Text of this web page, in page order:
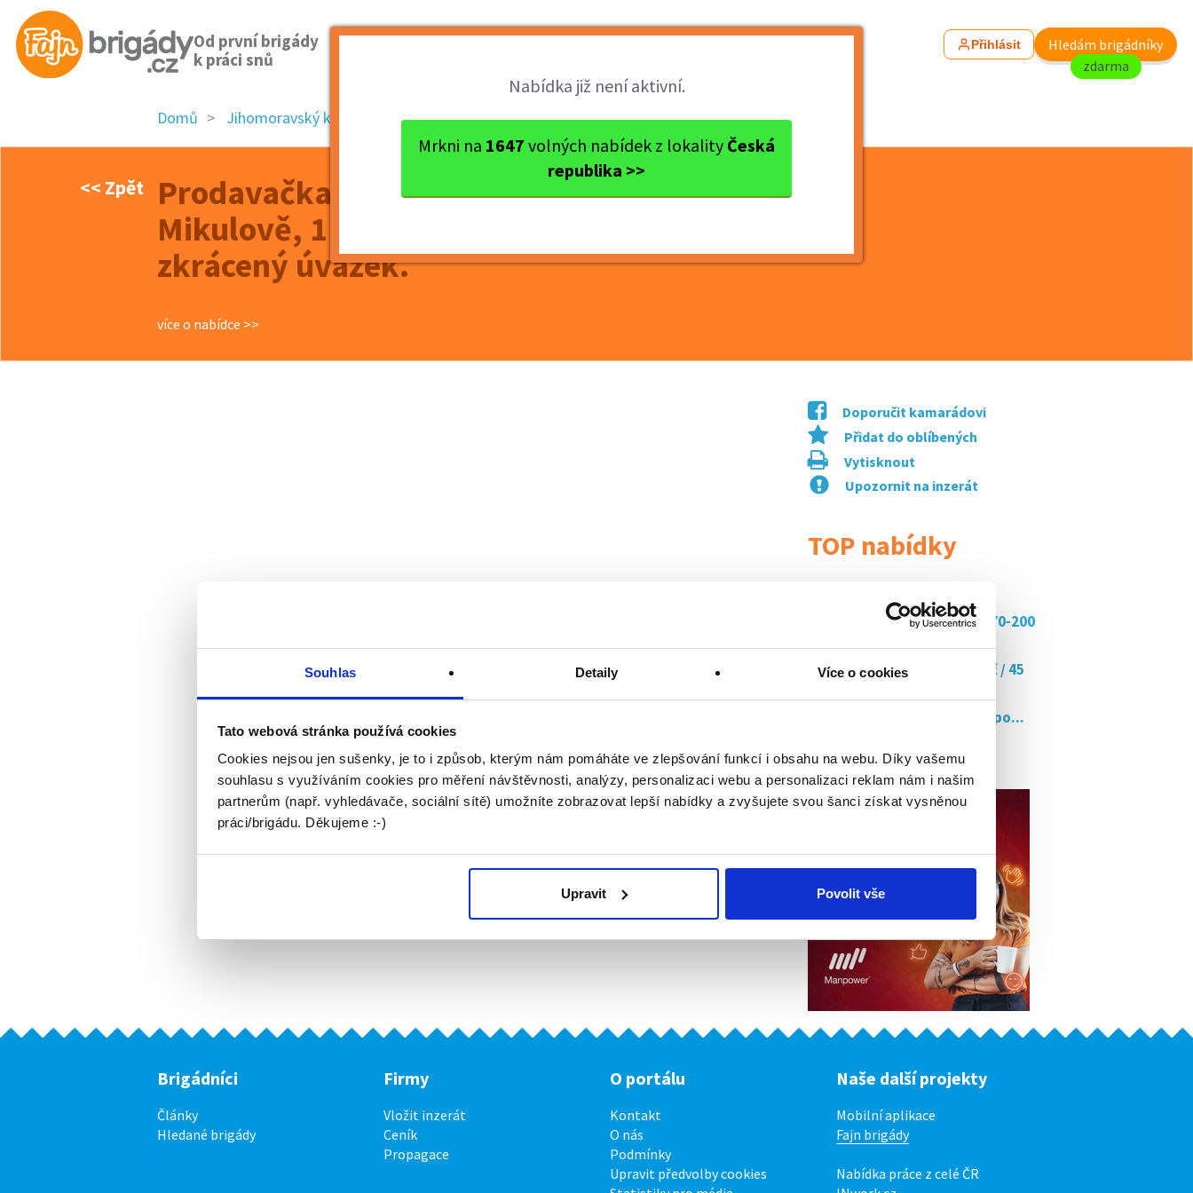
Souhlas Detaily Více o cookies
Tato webová stránka používá cookies
Cookies nejsou jen sušenky, je to i způsob, kterým nám pomáháte ve zlepšování funkcí i obsahu na webu. Díky vašemu
souhlasu s využíváním cookies pro měření návštěvnosti, analýzy, personalizaci webu a personalizaci reklam nám i našim
partnerům (např. vyhledávače, sociální sítě) umožníte zobrazovat lepší nabídky a zvyšujete svou šanci získat vysněnou
práci/brigádu. Děkujeme :-)
Upravit Povolit vše
Od první brigády
k práci snů
Přihlásit
Hledám brigádníky
zdarma
Nabídka již není aktivní.
Mrkni na 1647 volných nabídek z lokality Česká
republika >>
Domů Jihomoravský kraj okres Břeclav Mikulov Prodavačka SECOND HAND oděv...
<< Zpět
Prodavačka SECOND HAND oděvů v
Mikulově, 118 kč/hod.+ODMĚNY,
zkrácený úvazek.
více o nabídce >>
Doporučit kamarádovi
Přidat do oblíbených
Vytisknout
Upozornit na inzerát
TOP nabídky
Práce na penzionu/ mzda 170-200
Doučujte s námi až za 350 kč / 45
min
Barman, číšník - 150,-/hod. po...
Obsluha bistra 170kč/hod
Brigádníci
Články
Hledané brigády
Firmy
Vložit inzerát
Ceník
Propagace
O portálu
Kontakt
O nás
Podmínky
Upravit předvolby cookies
Naše další projekty
Mobilní aplikace
Fajn brigády
Nabídka práce z celé ČR